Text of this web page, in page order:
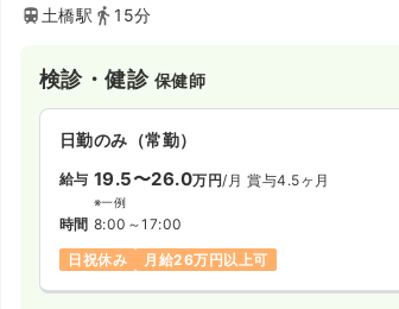
土橋駅
15分
検診・健診 保健師
日勤のみ（常勤）
給与 19.5〜26.0万円/月 賞与4.5ヶ月
※一例
時間 8:00～17:00
日祝休み
月給26万円以上可